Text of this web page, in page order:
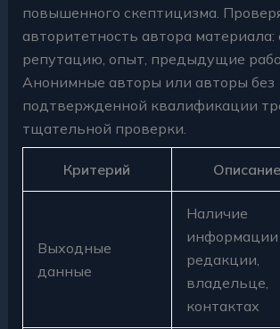
повышенного скептицизма.
авторитетность автора материала:
репутацию, опыт, предыдущие
Анонимные авторы или авторы без
подтвержденной квалификации
тщательной проверки.
Критерий Описание
Выходные
данные
Наличие
информации
редакции,
владельце,
контактах